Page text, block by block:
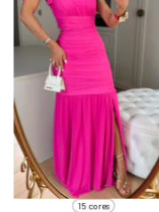
15 cores